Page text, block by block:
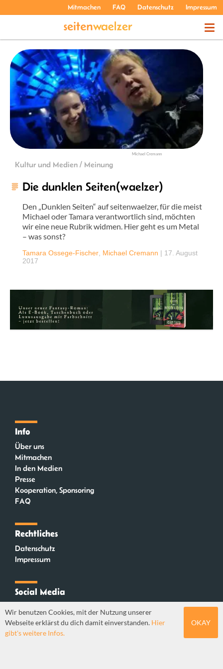
Mitmachen FAQ Datenschutz Impressum
THEMEN
PODCASTS
ÜBER UNS
Michael Cremann
Kultur und Medien / Meinung
Die dunklen Seiten(waelzer)
Den „Dunklen Seiten“ auf seitenwaelzer, für die meist
Michael oder Tamara verantwortlich sind, möchten
wir eine neue Rubrik widmen. Hier geht es um Metal
– was sonst?
Tamara Ossege-Fischer Michael Cremann | 17. August
2017
Info
Über uns
Mitmachen
In den Medien
Presse
Kooperation, Sponsoring
FAQ
Rechtliches
Datenschutz
Impressum
Social Media
Mastodon
Wir benutzen Cookies, mit der Nutzung unserer
Webseite erklärst du dich damit einverstanden. Hier
gibt's weitere Infos.
OKAY